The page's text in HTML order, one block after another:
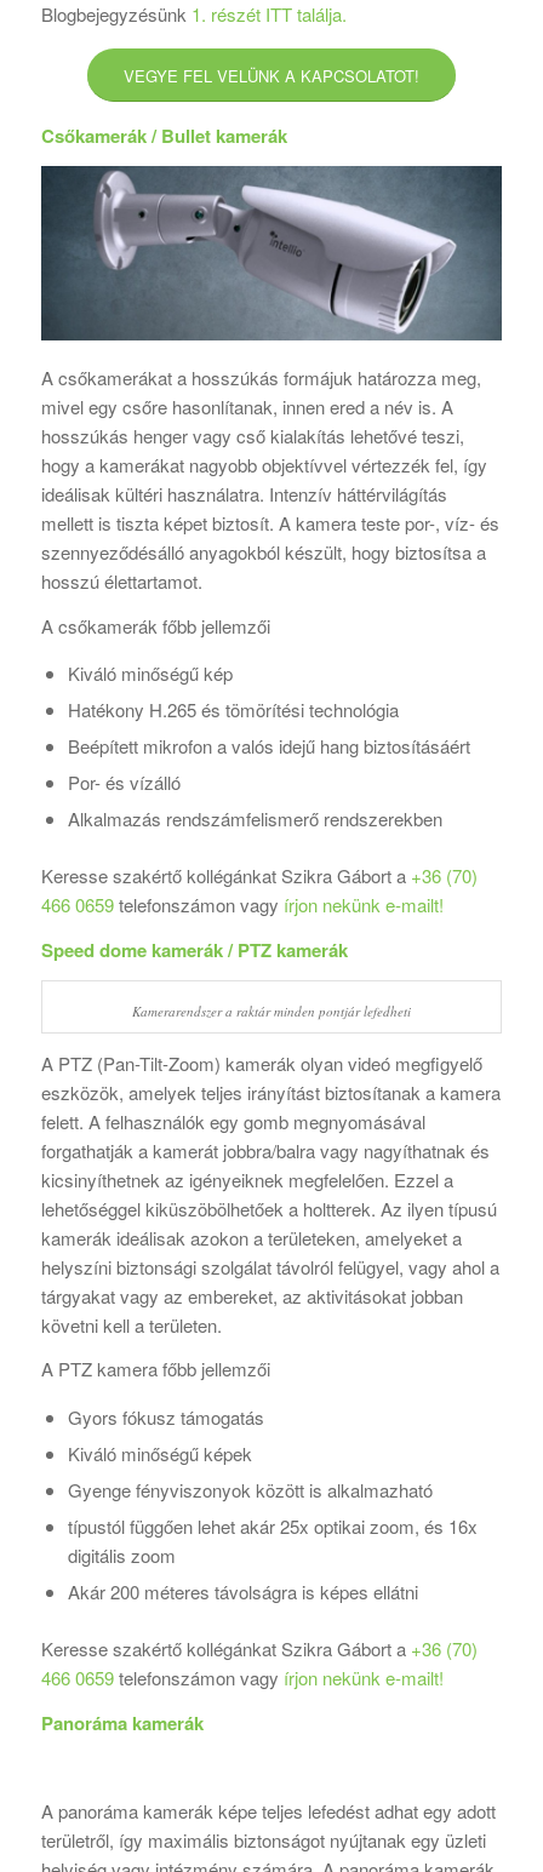
Blogbejegyzésünk 1. részét ITT találja.
VEGYE FEL VELÜNK A KAPCSOLATOT!
Csőkamerák / Bullet kamerák
A csőkamerákat a hosszúkás formájuk határozza meg,
mivel egy csőre hasonlítanak, innen ered a név is. A
hosszúkás henger vagy cső kialakítás lehetővé teszi,
hogy a kamerákat nagyobb objektívvel vértezzék fel, így
ideálisak kültéri használatra. Intenzív háttérvilágítás
mellett is tiszta képet biztosít. A kamera teste por-, víz- és
szennyeződésálló anyagokból készült, hogy biztosítsa a
hosszú élettartamot.
A csőkamerák főbb jellemzői
Kiváló minőségű kép
Hatékony H.265 és tömörítési technológia
Beépített mikrofon a valós idejű hang biztosításáért
Por- és vízálló
Alkalmazás rendszámfelismerő rendszerekben
Keresse szakértő kollégánkat Szikra Gábort a +36 (70)
466 0659telefonszámon vagy írjon nekünk e-mailt!
Speed dome kamerák / PTZ kamerák
Kamerarendszer a raktár minden pontjár lefedheti
A PTZ (Pan-Tilt-Zoom) kamerák olyan videó megfigyelő
eszközök, amelyek teljes irányítást biztosítanak a kamera
felett. A felhasználók egy gomb megnyomásával
forgathatják a kamerát jobbra/balra vagy nagyíthatnak és
kicsinyíthetnek az igényeiknek megfelelően. Ezzel a
lehetőséggel kiküszöbölhetőek a holtterek. Az ilyen típusú
kamerák ideálisak azokon a területeken, amelyeket a
helyszíni biztonsági szolgálat távolról felügyel, vagy ahol a
tárgyakat vagy az embereket, az aktivitásokat jobban
követni kell a területen.
A PTZ kamera főbb jellemzői
Gyors fókusz támogatás
Kiváló minőségű képek
Gyenge fényviszonyok között is alkalmazható
típustól függően lehet akár 25x optikai zoom, és 16x
digitális zoom
Akár 200 méteres távolságra is képes ellátni
Keresse szakértő kollégánkat Szikra Gábort a +36 (70)
466 0659telefonszámon vagy írjon nekünk e-mailt!
Panoráma kamerák
A panoráma kamerák képe teljes lefedést adhat egy adott
területről, így maximális biztonságot nyújtanak egy üzleti